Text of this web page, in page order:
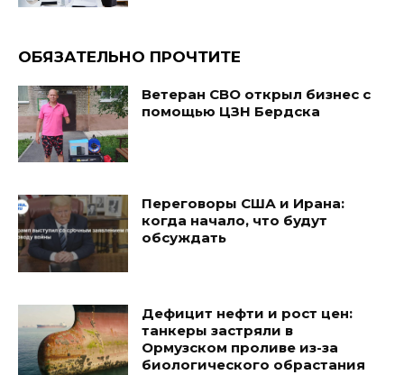
ОБЯЗАТЕЛЬНО ПРОЧТИТЕ
Ветеран СВО открыл бизнес с
помощью ЦЗН Бердска
Переговоры США и Ирана:
когда начало, что будут
обсуждать
Дефицит нефти и рост цен:
танкеры застряли в
Ормузском проливе из-за
биологического обрастания